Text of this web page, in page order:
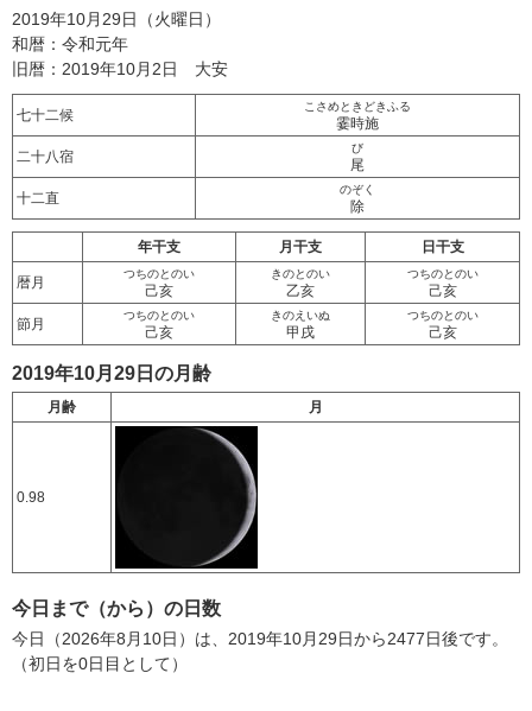
2019年10月29日（火曜日）
和暦：令和元年
旧暦：2019年10月2日 大安
七十二候
こさめときどきふる
霎時施
二十八宿
び
尾
十二直
のぞく
除
年干支 月干支 日干支
暦月
つちのとのい
己亥
きのとのい
乙亥
つちのとのい
己亥
節月
つちのとのい
己亥
きのえいぬ
甲戌
つちのとのい
己亥
2019年10月29日の月齢
月齢 月
0.98
今日まで（から）の日数
今日（2026年8月10日）は、2019年10月29日から2477日後です。
（初日を0日目として）